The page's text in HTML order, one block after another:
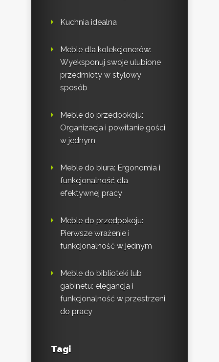
Kuchnia idealna
Meble dla kolekcjonerów:
Wyeksponuj swoje ulubione
przedmioty w stylowy
sposób
Meble do przedpokoju:
Organizacja i powitanie gości
w jednym
Meble do biura: Ergonomia i
funkcjonalność dla
efektywnej pracy
Meble do przedpokoju:
Pierwsze wrażenie i
funkcjonalność w jednym
Meble do biblioteki lub
gabinetu: elegancja i
funkcjonalność w przestrzeni
do pracy
Tagi